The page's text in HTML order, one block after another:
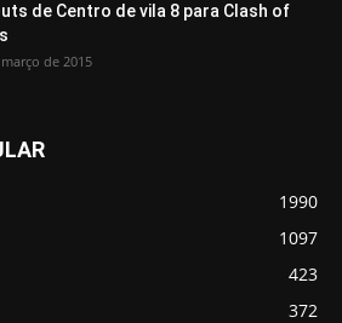
de Centro de vila 8 para Clash of
de 2015
1990
1097
423
372